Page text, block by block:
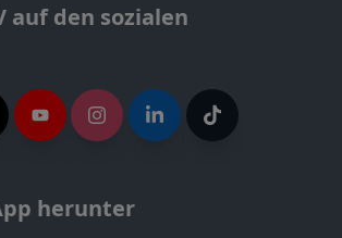
auf den sozialen
herunter